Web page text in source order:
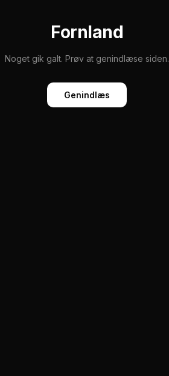
Fornland
Noget gik galt. Prøv at genindlæse siden.
Genindlæs